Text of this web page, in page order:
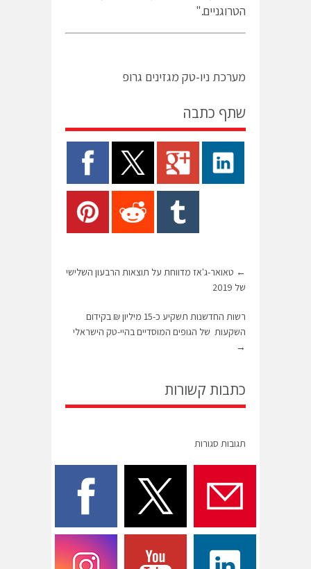
הטרוגניים."
מערכת ניו-טק מגזינים גרופ
שתף כתבה
← טאואר-ג'אז מדווחת על תוצאות הרבעון השלישי
של 2019
רשות החדשנות תשקיע כ-15 מיליון ₪ בקידום
השקעות של הגופים המוסדיים בהיי-טק הישראלי
→
כתבות קשורות
תגובות סגורות